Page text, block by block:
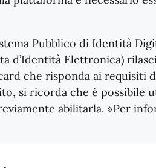
Pubblico di Identità
d’Identità Elettronica)
che risponda ai requisiti
si ricorda che è possibile
abilitarla. »Per